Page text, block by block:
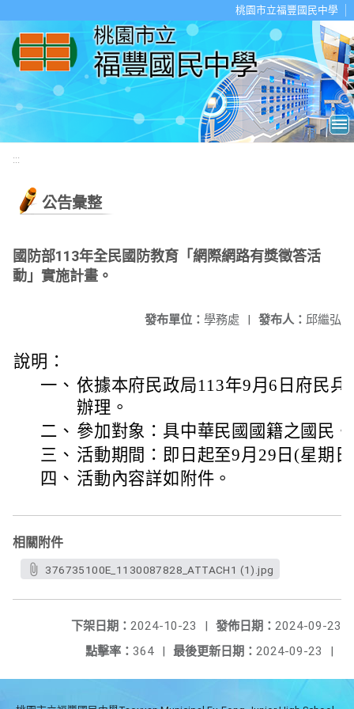
桃園市立福豐國民中學
:::
公告彙整
國防部113年全民國防教育「網際網路有獎徵答活
動」實施計畫。
發布人： 邱繼弘
發布單位： 學務處 |
說明：
一、 依據本府民政局113年9月6日府民兵
辦理。
二、 參加對象：具中華民國國籍之國民。
三、 活動期間：即日起至9月29日(星期
四、 活動內容詳如附件。
相關附件
376735100E_1130087828_ATTACH1 (1).jpg
發佈日期： 2024-09-23
下架日期： 2024-10-23
|
最後更新日期： 2024-09-23 |
點擊率： 364 |